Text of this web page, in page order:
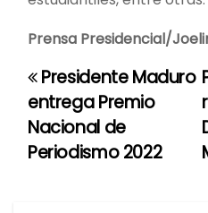
Prensa Presidencial/
N
a
v
Presidente Maduro
entrega Premio
Nacional de
Periodismo 2022